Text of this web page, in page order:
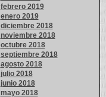
febrero 2019
enero 2019
diciembre 2018
noviembre 2018
octubre 2018
septiembre 2018
agosto 2018
julio 2018
junio 2018
mayo 2018